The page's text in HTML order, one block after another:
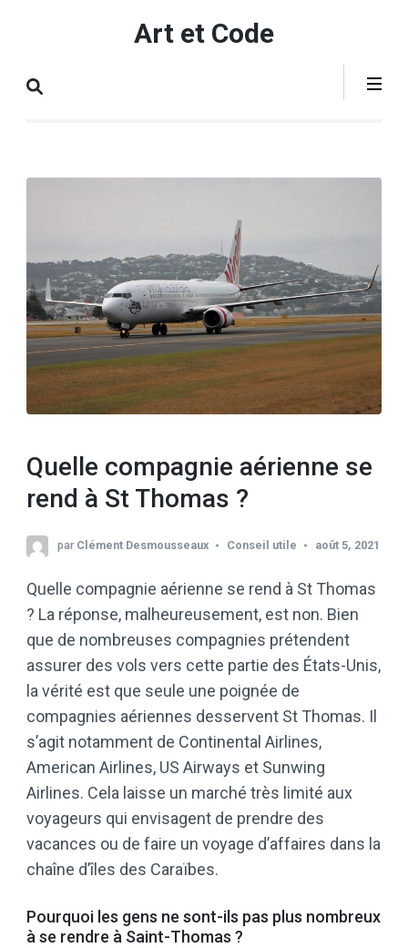
(Pressez
Art et Code
Quelle compagnie aérienne se
rend à St Thomas ?
par Clément Desmousseaux Conseil utile août 5, 2021
Quelle compagnie aérienne se rend à St Thomas
? La réponse, malheureusement, est non. Bien
que de nombreuses compagnies prétendent
assurer des vols vers cette partie des États-Unis,
la vérité est que seule une poignée de
compagnies aériennes desservent St Thomas. Il
s’agit notamment de Continental Airlines,
American Airlines, US Airways et Sunwing
Airlines. Cela laisse un marché très limité aux
voyageurs qui envisagent de prendre des
vacances ou de faire un voyage d’affaires dans la
chaîne d’îles des Caraïbes.
Pourquoi les gens ne sont-ils pas plus nombreux
à se rendre à Saint-Thomas ?